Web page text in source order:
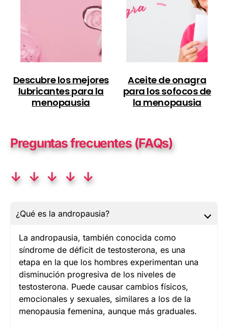
Descubre los mejores
lubricantes para la
menopausia
Aceite de onagra
para los sofocos de
la menopausia
Preguntas frecuentes (FAQs)
↓ ↓ ↓ ↓ ↓
¿Qué es la andropausia?
La andropausia, también conocida como
síndrome de déficit de testosterona, es una
etapa en la que los hombres experimentan una
disminución progresiva de los niveles de
testosterona. Puede causar cambios físicos,
emocionales y sexuales, similares a los de la
menopausia femenina, aunque más graduales.